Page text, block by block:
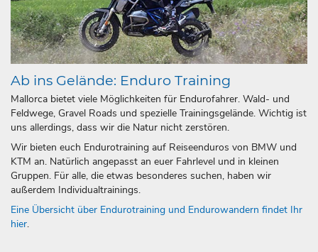
Ab ins Gelände: Enduro Training
Mallorca bietet viele Möglichkeiten für Endurofahrer. Wald- und
Feldwege, Gravel Roads und spezielle Trainingsgelände. Wichtig ist
uns allerdings, dass wir die Natur nicht zerstören.
Wir bieten euch Endurotraining auf Reiseenduros von BMW und
KTM an. Natürlich angepasst an euer Fahrlevel und in kleinen
Gruppen. Für alle, die etwas besonderes suchen, haben wir
außerdem Individualtrainings.
Eine Übersicht über Endurotraining und Endurowandern findet Ihr
hier.